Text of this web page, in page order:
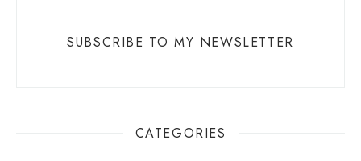
SUBSCRIBE TO MY NEWSLETTER
CATEGORIES